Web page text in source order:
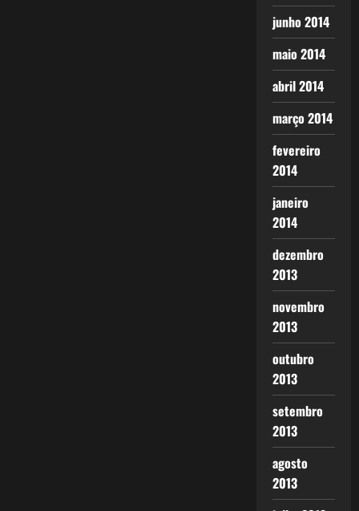
junho 2014
maio 2014
abril 2014
março 2014
fevereiro
2014
janeiro
2014
dezembro
2013
novembro
2013
outubro
2013
setembro
2013
agosto
2013